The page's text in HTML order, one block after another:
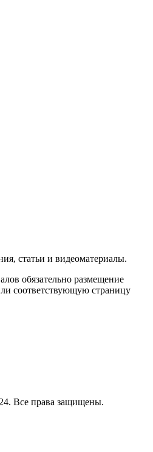
статьи и видеоматериалы.
обязательно размещение
соответствующую страницу
Все права защищены.